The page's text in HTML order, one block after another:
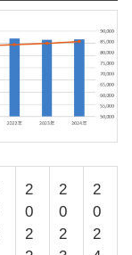
2
0
2
2
0
2
2
0
2